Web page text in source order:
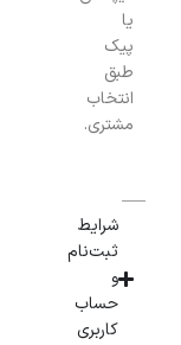
یا
پیک
طبق
انتخاب
مشتری.
شرایط
ثبت‌نام
و
حساب
کاربری